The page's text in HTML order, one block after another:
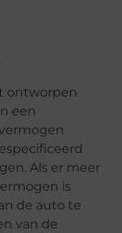
ontworpen
een
Als er meer
is
de auto te
van de